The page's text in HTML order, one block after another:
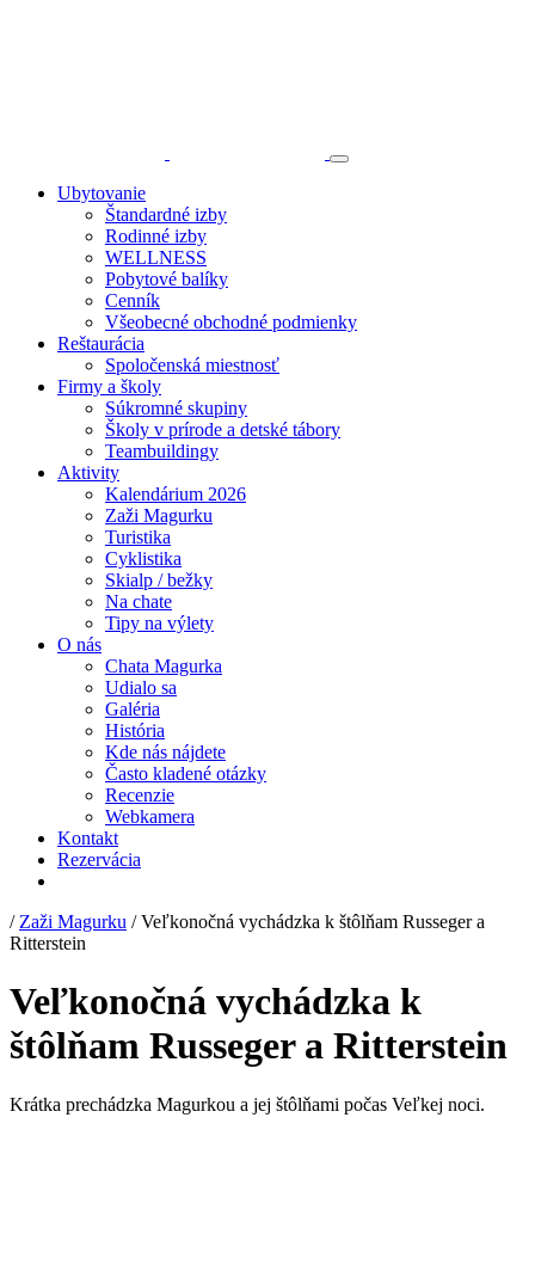
Ubytovanie
Štandardné izby
Rodinné izby
WELLNESS
Pobytové balíky
Cenník
Všeobecné obchodné podmienky
Reštaurácia
Spoločenská miestnosť
Firmy a školy
Súkromné skupiny
Školy v prírode a detské tábory
Teambuildingy
Aktivity
Kalendárium 2026
Zaži Magurku
Turistika
Cyklistika
Skialp / bežky
Na chate
Tipy na výlety
O nás
Chata Magurka
Udialo sa
Galéria
História
Kde nás nájdete
Často kladené otázky
Recenzie
Webkamera
Kontakt
Rezervácia
/ Zaži Magurku /Veľkonočná vychádzka k štôlňam Russeger a
Ritterstein
Veľkonočná vychádzka k
štôlňam Russeger a Ritterstein
Krátka prechádzka Magurkou a jej štôlňami počas Veľkej noci.